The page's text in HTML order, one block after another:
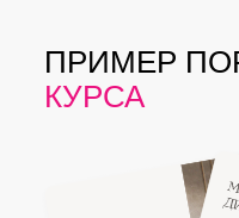
ПРИМЕР
КУРСА